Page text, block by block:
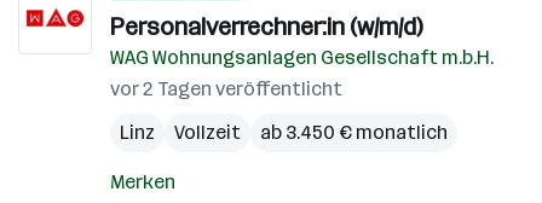
Personalverrechner:in (w/m/d)
WAG Wohnungsanlagen Gesellschaft m.b.H.
vor 2 Tagen veröffentlicht
Linz
Vollzeit ab 3.450 € monatlich
Merken